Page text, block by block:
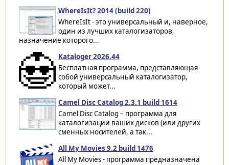
WhereIsIt? 2014 (build 220)
WhereIsIt - это универсальный и, наверное,
один из лучших каталогизаторов,
назначение которого...
Kataloger 2026.44
Бесплатная программа, представляющая
собой универсальный каталогизатор,
который может...
Camel Disc Catalog 2.3.1 build 1614
Camel Disc Catalog – программа для
каталогизации ваших дисков (или других
сменных носителей, а так...
All My Movies 9.2 build 1476
All My Movies - программа предназначена